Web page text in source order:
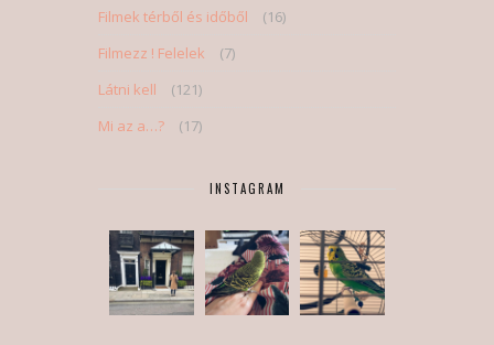
Filmek térből és időből
(16)
Filmezz ! Felelek
(7)
Látni kell
(121)
Mi az a…?
(17)
INSTAGRAM